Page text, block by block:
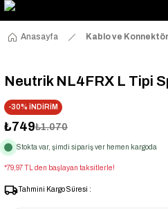
Anasayfa Kablo ve Konnektör
Neutrik NL4FRX L Tipi
-30% İNDİRİM
₺749₺1.070
Stokta var, şimdi sipariş ver hemen kargoda
*79,97 TL den başlayan taksitlerle!
Tahmini Kargo Süresi :